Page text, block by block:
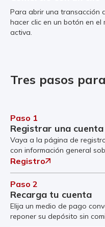
Para abrir una transacción
hacer clic en un botón en el
activa.
Tres pasos
Paso 1
Registrar una cuenta
Vaya a la página de
con información general
Registro
Paso 2
Recarga tu cuenta
Elija un medio de pago
reponer su depósito sin